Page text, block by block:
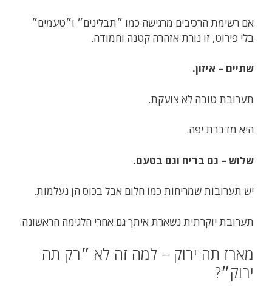
אם רשימת הרכיבים מרגישה כמו ״תבלינים״ ו״טעמים״
בלי פירוט, זו נורת אזהרה קטנה וחמודה.
שתיים – איזון.
תערובת טובה לא צועקת.
היא מדברת יפה.
שלוש – גם בריח וגם בטעם.
יש תערובות שמריחות כמו חלום אבל בכוס הן נעלמות.
תערובת יוקרתית נשארת איתך גם אחרי הלגימה הראשונה.
מארז תה ירוק – למה זה לא ״רק תה
ירוק״?